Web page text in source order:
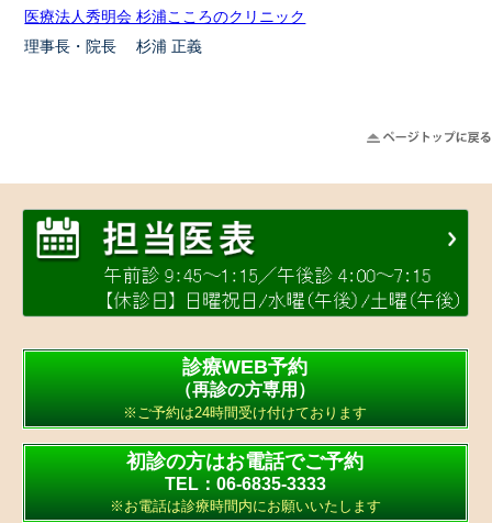
医療法人秀明会 杉浦こころのクリニック
理事長・院長 杉浦 正義
診療WEB予約
（再診の方専用）
※ご予約は24時間受け付けております
初診の方はお電話でご予約
TEL：06-6835-3333
※お電話は診療時間内にお願いいたします